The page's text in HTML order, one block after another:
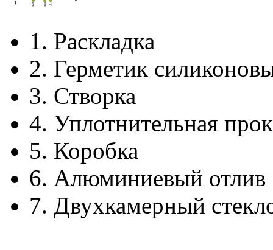
1. Раскладка
2. Герметик
3. Створка
4. Уплотнительная
5. Коробка
6. Алюминиевый отлив
7. Двухкамерный